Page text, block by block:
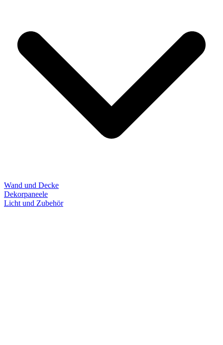
Wand und Decke
Dekorpaneele
Licht und Zubehör